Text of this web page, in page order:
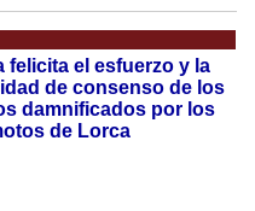
felicita el esfuerzo y la
de consenso de los
damnificados por los
de Lorca